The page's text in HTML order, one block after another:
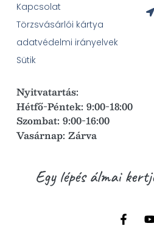
Egy lépés álmai
Kapcsolat
Törzsvásárlói kártya
adatvédelmi irányelvek
Sütik
Nyitvatartás:
Hétfő-Péntek: 9:00-18:00
Szombat: 9:00-16:00
Vasárnap: Zárva